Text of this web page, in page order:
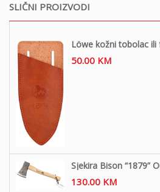
SLIČNI PROIZVODI
Löwe kožni tobolac ili
50.00 KM
Sjekira Bison “1879”
130.00 KM